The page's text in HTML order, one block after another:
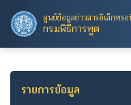
ศูนย์ข้อมูลข่าวสารอิเล็กทร
กรมพิธีการทูต
รายการข้อมูล